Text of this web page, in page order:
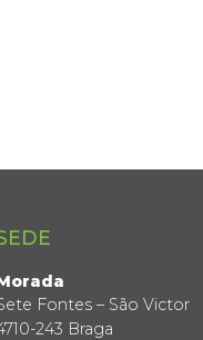
Fontes – São Victor
243 Braga